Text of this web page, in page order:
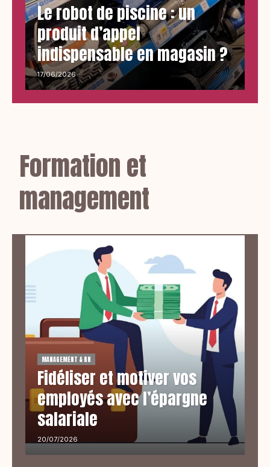
Le robot de piscine : un
produit d’appel
indispensable en magasin ?
17/06/2026
Formation et
management
MANAGEMENT & RH
Fidéliser et motiver vos
employés avec l’épargne
salariale
20/07/2026